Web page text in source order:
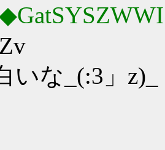
いな_(:3」z)_